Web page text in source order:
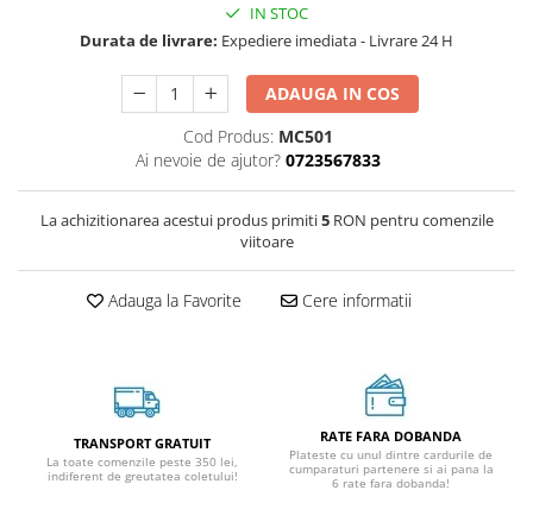
IN STOC
Durata de livrare: Expediere imediata - Livrare 24 H
ADAUGA IN COS
Cod Produs: MC501
Ai nevoie de ajutor? 0723567833
La achizitionarea acestui produs primiti5RON pentru comenzile
viitoare
Adauga la Favorite Cere informatii
TRANSPORT GRATUIT
La toate comenzile peste 350 lei,
indiferent de greutatea coletului!
RATE FARA DOBANDA
Plateste cu unul dintre cardurile de
cumparaturi partenere si ai pana la
6 rate fara dobanda!